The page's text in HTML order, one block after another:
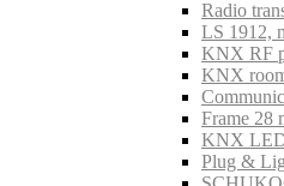
Radio
LS 1912,
KNX RF
KNX
Frame 28
KNX
Plug &